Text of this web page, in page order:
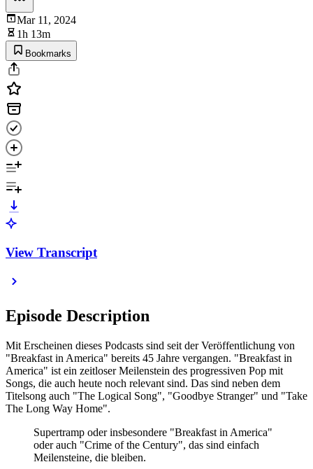
Mar 11, 2024
1h 13m
Bookmarks
View Transcript
Episode Description
Mit Erscheinen dieses Podcasts sind seit der Veröffentlichung von
"Breakfast in America" bereits 45 Jahre vergangen. "Breakfast in
America" ist ein zeitloser Meilenstein des progressiven Pop mit
Songs, die auch heute noch relevant sind. Das sind neben dem
Titelsong auch "The Logical Song", "Goodbye Stranger" und "Take
The Long Way Home".
Supertramp oder insbesondere "Breakfast in America"
oder auch "Crime of the Century", das sind einfach
Meilensteine, die bleiben.